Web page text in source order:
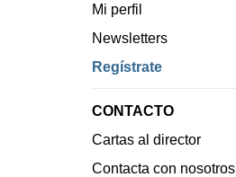
Mi perfil
Newsletters
Regístrate
CONTACTO
Cartas al director
Contacta con nosotros